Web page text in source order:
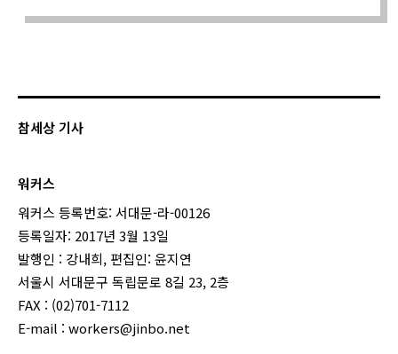
참세상 기사
워커스
워커스 등록번호: 서대문-라-00126
등록일자: 2017년 3월 13일
발행인 : 강내희, 편집인: 윤지연
서울시 서대문구 독립문로 8길 23, 2층
FAX : (02)701-7112
E-mail : workers@jinbo.net